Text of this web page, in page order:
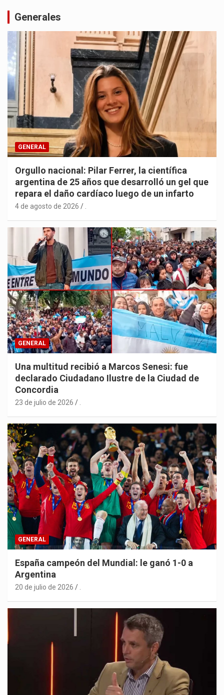
Generales
GENERAL
Orgullo nacional: Pilar Ferrer, la científica
argentina de 25 años que desarrolló un gel que
repara el daño cardíaco luego de un infarto
4 de agosto de 2026
GENERAL
Una multitud recibió a Marcos Senesi: fue
declarado Ciudadano Ilustre de la Ciudad de
Concordia
23 de julio de 2026
GENERAL
España campeón del Mundial: le ganó 1-0 a
Argentina
20 de julio de 2026